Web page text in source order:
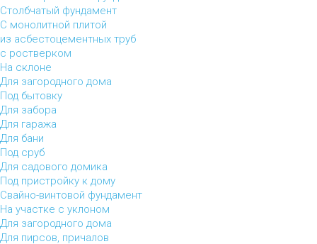
Столбчатый фундамент
С монолитной плитой
из асбестоцементных труб
с ростверком
На склоне
Для загородного дома
Под бытовку
Для забора
Для гаража
Для бани
Под сруб
Для садового домика
Под пристройку к дому
Свайно-винтовой фундамент
На участке с уклоном
Для загородного дома
Для пирсов, причалов